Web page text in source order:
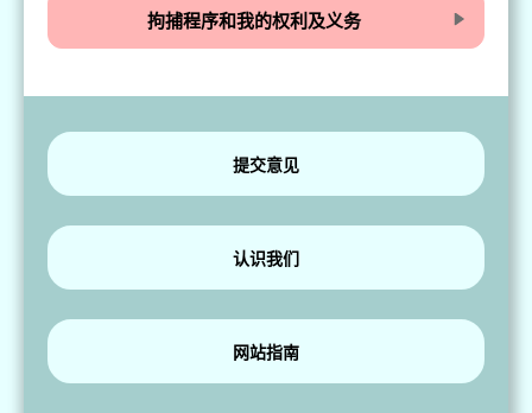
拘捕程序和我的权利及义务
提交意见
认识我们
网站指南